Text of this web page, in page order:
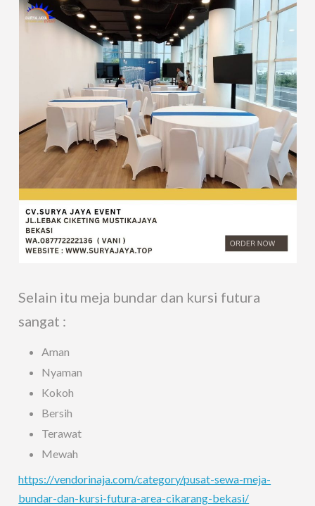
Selain itu meja bundar dan kursi futura
sangat :
Aman
Nyaman
Kokoh
Bersih
Terawat
Mewah
https://vendorinaja.com/category/pusat-sewa-meja-
bundar-dan-kursi-futura-area-cikarang-bekasi/